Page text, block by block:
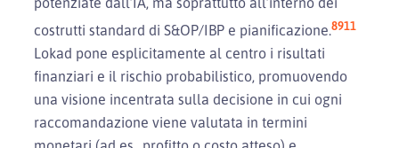
costrutti standard di S&OP/IBP e pianificazione.8911
Lokad pone esplicitamente al centro i risultati
finanziari e il rischio probabilistico, promuovendo
una visione incentrata sulla decisione in cui ogni
raccomandazione viene valutata in termini